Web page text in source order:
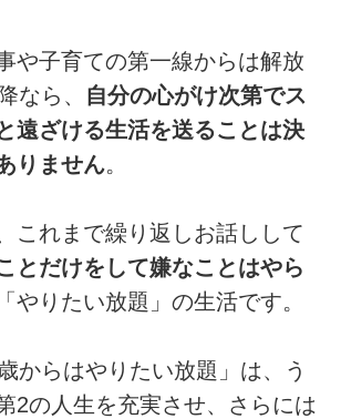
や子育ての第一線からは解放
なら、 自分の心がけ次第でス
遠ざける生活を送ることは決
りません。
これまで繰り返しお話しして
とだけをして嫌なことはやら
やりたい放題」の生活です。
からはやりたい放題」は、う
2の人生を充実させ、さらには